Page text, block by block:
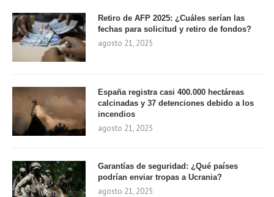
Retiro de AFP 2025: ¿Cuáles serían las
fechas para solicitud y retiro de fondos?
agosto 21, 2025
España registra casi 400.000 hectáreas
calcinadas y 37 detenciones debido a los
incendios
agosto 21, 2025
Garantías de seguridad: ¿Qué países
podrían enviar tropas a Ucrania?
agosto 21, 2025